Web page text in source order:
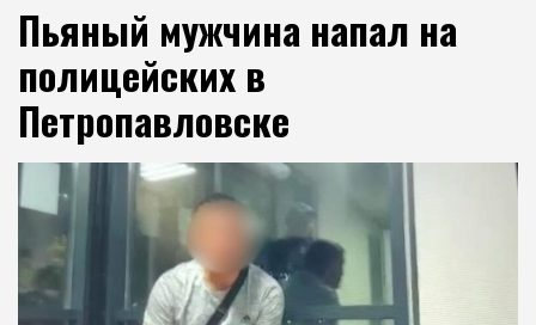
Пьяный мужчина напал на
полицейских в
Петропавловске